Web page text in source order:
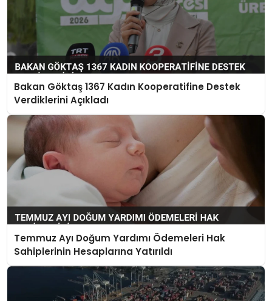
Bakan Göktaş 1367 Kadın Kooperatifine Destek
Verdiklerini Açıkladı
Temmuz Ayı Doğum Yardımı Ödemeleri Hak
Sahiplerinin Hesaplarına Yatırıldı